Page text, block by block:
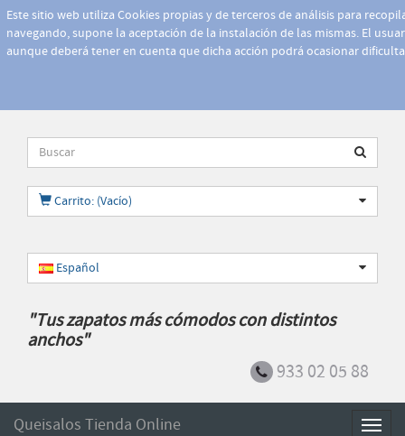
Este sitio web utiliza Cookies propias y de terceros de análisis para
navegando, supone la aceptación de la instalación de las mismas. El
aunque deberá tener en cuenta que dicha acción podrá ocasionar
Carrito: (Vacío)
Español
"Tus zapatos más cómodos con distintos
anchos"
933 02 05 88
Queisalos Tienda Online